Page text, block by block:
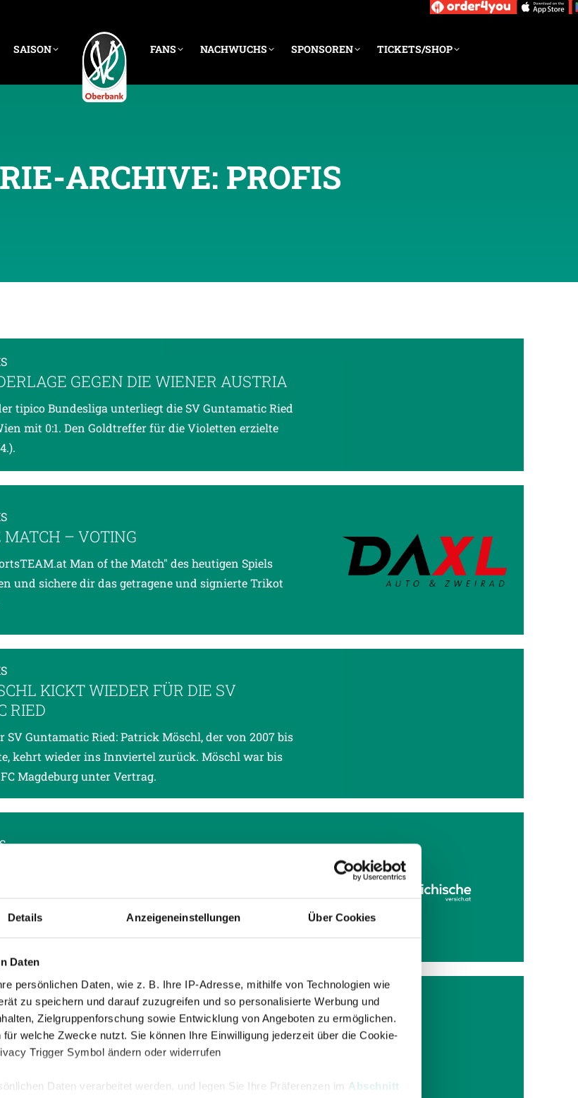
Details Anzeigeneinstellungen Über Cookies
Daten
persönlichen Daten, wie z. B. Ihre IP-Adresse, mithilfe von Technologien wie
zu speichern und darauf zuzugreifen und so personalisierte Werbung und
Zielgruppenforschung sowie Entwicklung von Angeboten zu ermöglichen.
welche Zwecke nutzt. Sie können Ihre Einwilligung jederzeit über die Cookie-
Trigger Symbol ändern oder widerrufen
Daten verarbeitet werden, und legen Sie Ihre Präferenzen im Abschnitt
SAISON FANS NACHWUCHS SPONSOREN TICKETS/SHOP
ARCHIVE: PROFIS
GEGEN DIE WIENER AUSTRIA
tipico Bundesliga unterliegt die SV Guntamatic Ried
mit 0:1. Den Goldtreffer für die Violetten erzielte
– VOTING
Man of the Match" des heutigen Spiels
und sichere dir das getragene und signierte Trikot
KICKT WIEDER FÜR DIE SV
RIED
SV Guntamatic Ried: Patrick Möschl, der von 2007 bis
kehrt wieder ins Innviertel zurück. Möschl war bis
Magdeburg unter Vertrag.
Jänner, Austria Wien zu Gast in der „josko ARENA“.
CANILLAS SÁNCHEZ AUFGELÖST
der SV Guntamatic Ried und dem Spieler Canillas
18. Jänner, einvernehmlich aufgelöst.